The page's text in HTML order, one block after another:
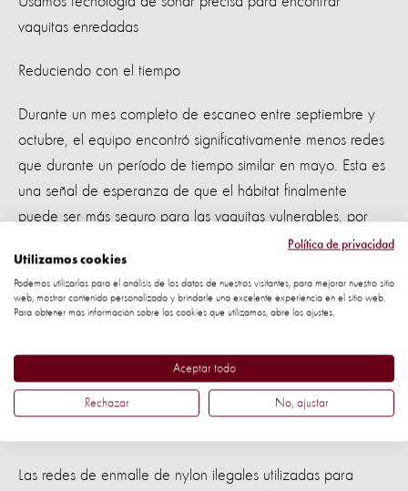
vaquitas enredadas
Reduciendo con el tiempo
Durante un mes completo de escaneo entre septiembre y
octubre, el equipo encontró significativamente menos redes
que durante un período de tiempo similar en mayo. Esta es
una señal de esperanza de que el hábitat finalmente
puede ser más seguro para las vaquitas vulnerables, por
Pesca Totoaba: el principal culpable
pesca del pez 'totoaba', es probable que se utilicen más
redes de enmalle, a pesar de la prohibición nacional de
pescar en el hábitat, lo que pone en riesgo una vez más a
Las redes de enmalle de nylon ilegales utilizadas para
Política de privacidad
Utilizamos cookies
Podemos utilizarlas para el análisis de los datos de nuestros visitantes, para mejorar nuestro sitio
web, mostrar contenido personalizado y brindarle una excelente experiencia en el sitio web.
Para obtener más información sobre las cookies que utilizamos, abre los ajustes.
Aceptar todo
Rechazar No, ajustar